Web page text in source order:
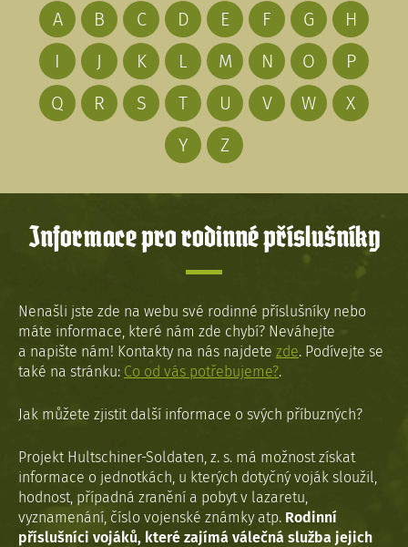
A B C D E F G
H
I
J K L M N O
P
Q
R S T U V W
X
Y
Z
Informace pro rodinné příslušníky
Nenašli jste zde na webu své rodinné příslušníky nebo
máte informace, které nám zde chybí? Neváhejte
a napište nám! Kontakty na nás najdete zde. Podívejte se
také na stránku: Co od vás potřebujeme?.
Jak můžete zjistit další informace o svých příbuzných?
Projekt Hultschiner-Soldaten, z. s. má možnost získat
informace o jednotkách, u kterých dotyčný voják sloužil,
hodnost, případná zranění a pobyt v lazaretu,
vyznamenání, číslo vojenské známky atp. Rodinní
příslušníci vojáků, které zajímá válečná služba jejich